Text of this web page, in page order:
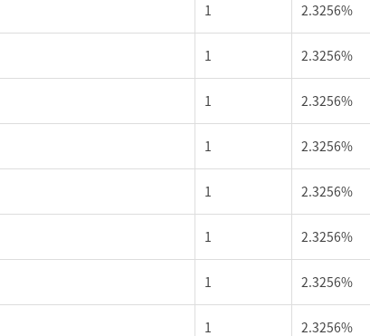
1 2.3256%
1 2.3256%
1 2.3256%
1 2.3256%
1 2.3256%
1 2.3256%
1 2.3256%
1 2.3256%